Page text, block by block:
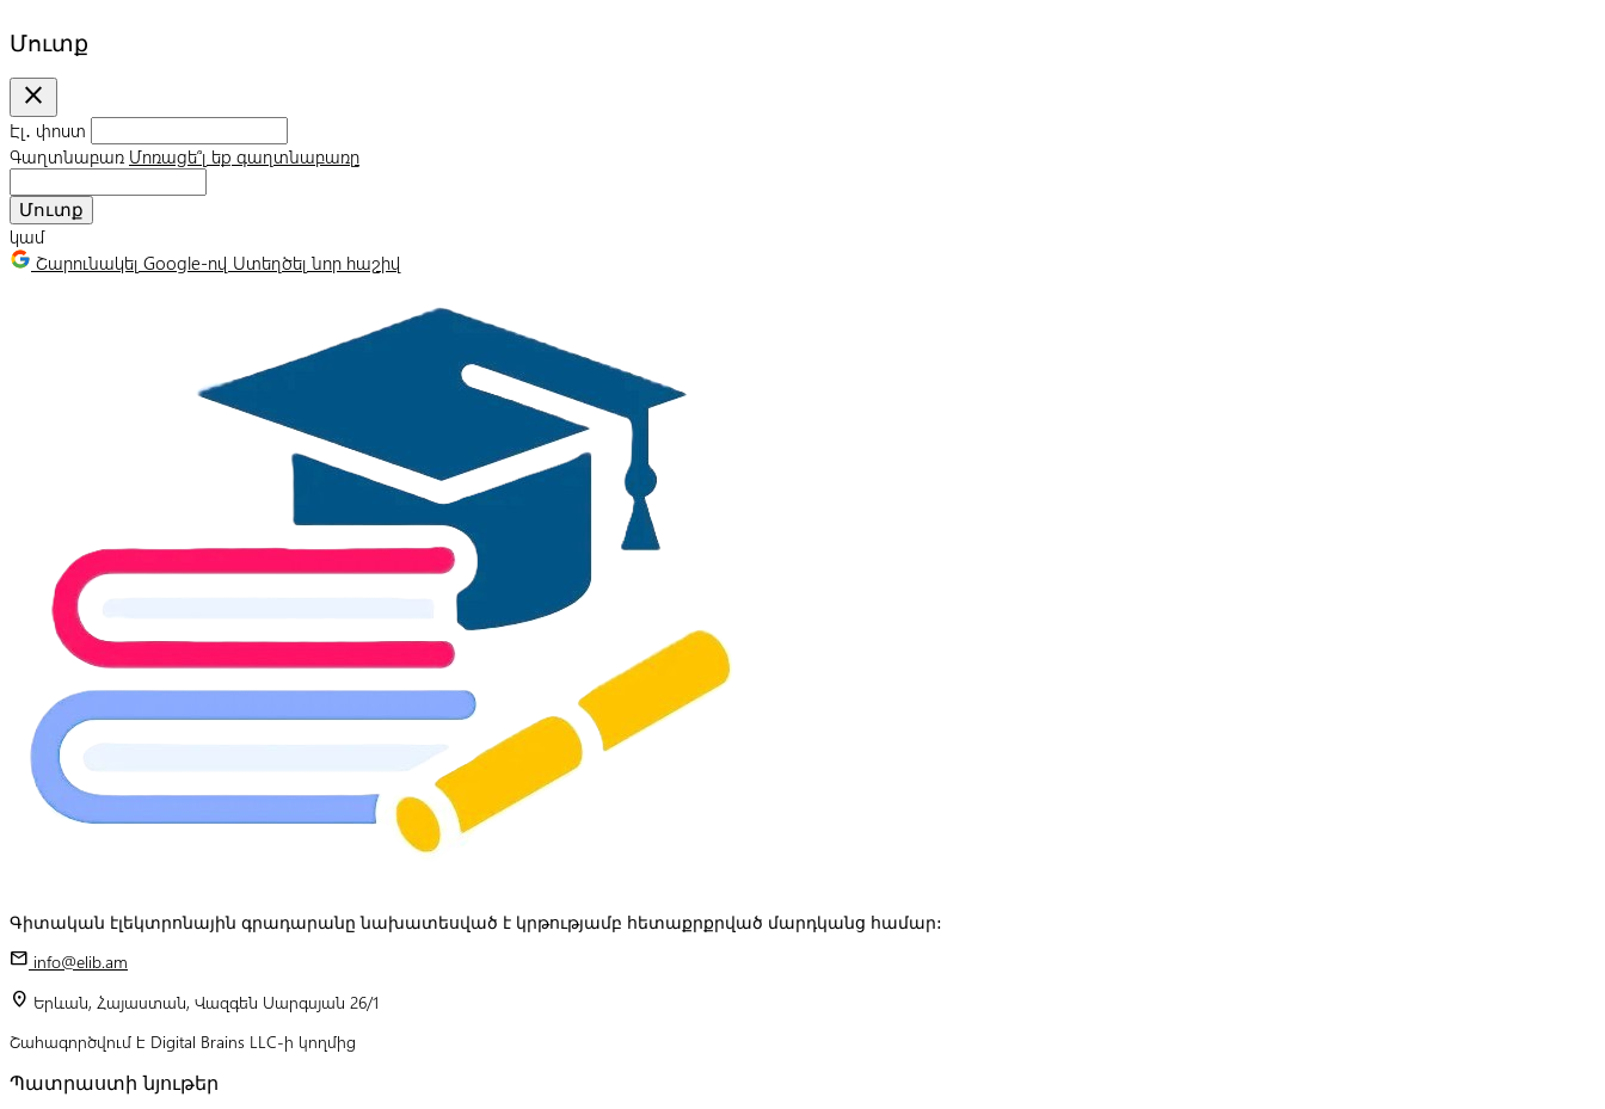
Մուտք
close
Էլ․ փոստ
Գաղտնաբառ Մոռացե՞լ եք գաղտնաբառը
Մուտք
կամ
Շարունակել Google-ով Ստեղծել նոր հաշիվ
Գիտական էլեկտրոնային գրադարանը նախատեսված է կրթությամբ հետաքրքրված մարդկանց համար:
mail info@elib.am
location_on Երևան, Հայաստան, Վազգեն Սարգսյան 26/1
Շահագործվում է Digital Brains LLC-ի կողմից
Պատրաստի նյութեր